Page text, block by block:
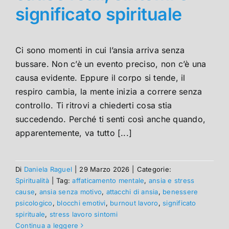
significato spirituale
Ci sono momenti in cui l’ansia arriva senza
bussare. Non c’è un evento preciso, non c’è una
causa evidente. Eppure il corpo si tende, il
respiro cambia, la mente inizia a correre senza
controllo. Ti ritrovi a chiederti cosa stia
succedendo. Perché ti senti così anche quando,
apparentemente, va tutto [...]
Di Daniela Raguel 29 Marzo 2026
Categorie:
Spiritualità
Tag:affaticamento mentale, ansia e stress
cause, ansia senza motivo, attacchi di ansia, benessere
psicologico, blocchi emotivi, burnout lavoro,significato
spirituale, stress lavoro sintomi
Continua a leggere